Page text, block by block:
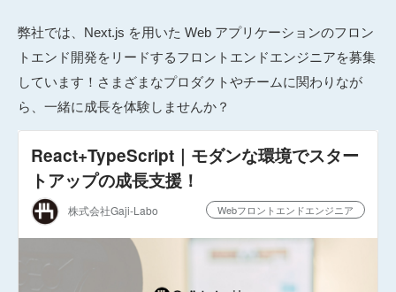
弊社では、 Next.js を用いた Web アプリケーションのフロン
トエンド開発をリードするフロントエンドエンジニアを募集
しています！さまざまなプロダクトやチームに関わりなが
ら、一緒に成長を体験しませんか？